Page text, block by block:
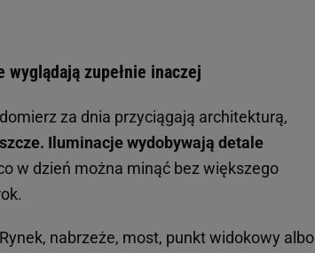
wyglądają zupełnie inaczej
za dnia przyciągają architekturą,
Iluminacje wydobywają detale
w dzień można minąć bez większego
nabrzeże, most, punkt widokowy albo